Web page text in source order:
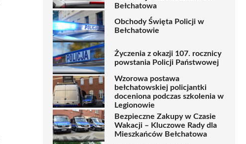
Bełchatowa
Obchody Święta Policji w
Bełchatowie
Życzenia z okazji 107. rocznicy
powstania Policji Państwowej
Wzorowa postawa
bełchatowskiej policjantki
doceniona podczas szkolenia w
Legionowie
Bezpieczne Zakupy w Czasie
Wakacji – Kluczowe Rady dla
Mieszkańców Bełchatowa